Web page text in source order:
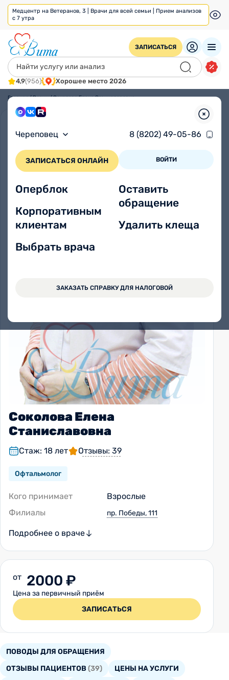
Медцентр на Ветеранов, 3 | Врачи для всей семьи | Прием анализов
с 7 утра
ЗАПИСАТЬСЯ
4,9(956) Хорошее место 2026
Череповец 8 (8202) 49-05-86
ЗАПИСАТЬСЯ ОНЛАЙН ВОЙТИ
Оперблок
Корпоративным
клиентам
Выбрать врача
Оставить
обращение
Удалить клеща
ЗАКАЗАТЬ СПРАВКУ ДЛЯ НАЛОГОВОЙ
Главная/Врачи/Соколова Елена Станиславовна
Соколова Елена
Станиславовна
Стаж: 18 лет Отзывы: 39
Офтальмолог
Кого принимает
Взрослые
Филиалы
пр. Победы, 111
Подробнее о враче
от 2000 ₽
Цена за первичный приём
ЗАПИСАТЬСЯ
ПОВОДЫ ДЛЯ ОБРАЩЕНИЯ
ОТЗЫВЫ ПАЦИЕНТОВ (39)
ЦЕНЫ НА УСЛУГИ